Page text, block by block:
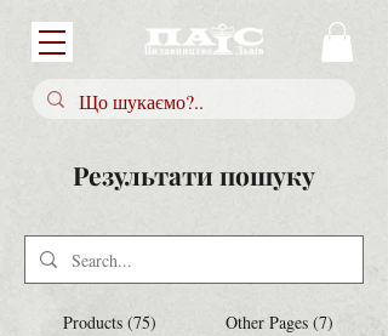
Результати пошуку
Products (75) Other Pages (7)